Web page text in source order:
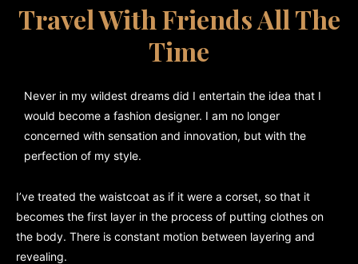
Travel With Friends All The
Time
Never in my wildest dreams did I entertain the idea that I
would become a fashion designer. I am no longer
concerned with sensation and innovation, but with the
perfection of my style.
I’ve treated the waistcoat as if it were a corset, so that it
becomes the first layer in the process of putting clothes on
the body. There is constant motion between layering and
revealing.